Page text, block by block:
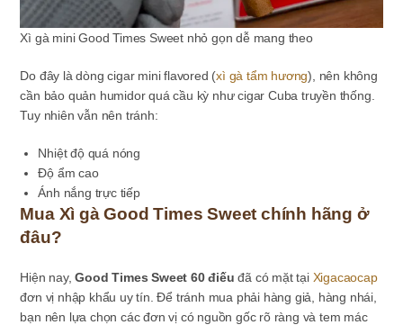
Xì gà mini Good Times Sweet nhỏ gọn dễ mang theo
Do đây là dòng cigar mini flavored (xì gà tẩm hương), nên không
cần bảo quản humidor quá cầu kỳ như cigar Cuba truyền thống.
Tuy nhiên vẫn nên tránh:
Nhiệt độ quá nóng
Độ ẩm cao
Ánh nắng trực tiếp
Mua Xì gà Good Times Sweet chính hãng ở
đâu?
Hiện nay,Good Times Sweet 60 điếu đã có mặt tại Xigacaocap
đơn vị nhập khẩu uy tín. Để tránh mua phải hàng giả, hàng nhái,
bạn nên lựa chọn các đơn vị có nguồn gốc rõ ràng và tem mác